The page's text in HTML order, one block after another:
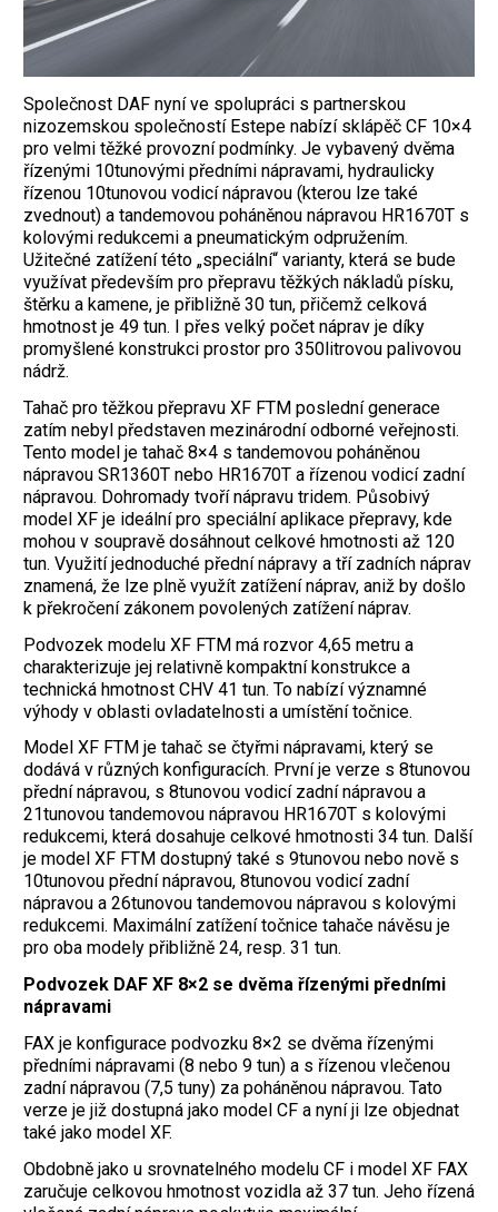
Společnost DAF nyní ve spolupráci s partnerskou
nizozemskou společností Estepe nabízí sklápěč CF 10×4
pro velmi těžké provozní podmínky. Je vybavený dvěma
řízenými 10tunovými předními nápravami, hydraulicky
řízenou 10tunovou vodicí nápravou (kterou lze také
zvednout) a tandemovou poháněnou nápravou HR1670T s
kolovými redukcemi a pneumatickým odpružením.
Užitečné zatížení této „speciální“ varianty, která se bude
využívat především pro přepravu těžkých nákladů písku,
štěrku a kamene, je přibližně 30 tun, přičemž celková
hmotnost je 49 tun. I přes velký počet náprav je díky
promyšlené konstrukci prostor pro 350litrovou palivovou
nádrž.
Tahač pro těžkou přepravu XF FTM poslední generace
zatím nebyl představen mezinárodní odborné veřejnosti.
Tento model je tahač 8×4 s tandemovou poháněnou
nápravou SR1360T nebo HR1670T a řízenou vodicí zadní
nápravou. Dohromady tvoří nápravu tridem. Působivý
model XF je ideální pro speciální aplikace přepravy, kde
mohou v soupravě dosáhnout celkové hmotnosti až 120
tun. Využití jednoduché přední nápravy a tří zadních náprav
znamená, že lze plně využít zatížení náprav, aniž by došlo
k překročení zákonem povolených zatížení náprav.
Podvozek modelu XF FTM má rozvor 4,65 metru a
charakterizuje jej relativně kompaktní konstrukce a
technická hmotnost CHV 41 tun. To nabízí významné
výhody v oblasti ovladatelnosti a umístění točnice.
Model XF FTM je tahač se čtyřmi nápravami, který se
dodává v různých konfiguracích. První je verze s 8tunovou
přední nápravou, s 8tunovou vodicí zadní nápravou a
21tunovou tandemovou nápravou HR1670T s kolovými
redukcemi, která dosahuje celkové hmotnosti 34 tun. Další
je model XF FTM dostupný také s 9tunovou nebo nově s
10tunovou přední nápravou, 8tunovou vodicí zadní
nápravou a 26tunovou tandemovou nápravou s kolovými
redukcemi. Maximální zatížení točnice tahače návěsu je
pro oba modely přibližně 24, resp. 31 tun.
Podvozek DAF XF 8×2 se dvěma řízenými předními
nápravami
FAX je konfigurace podvozku 8×2 se dvěma řízenými
předními nápravami (8 nebo 9 tun) a s řízenou vlečenou
zadní nápravou (7,5 tuny) za poháněnou nápravou. Tato
verze je již dostupná jako model CF a nyní ji lze objednat
také jako model XF.
Obdobně jako u srovnatelného modelu CF i model XF FAX
zaručuje celkovou hmotnost vozidla až 37 tun. Jeho řízená